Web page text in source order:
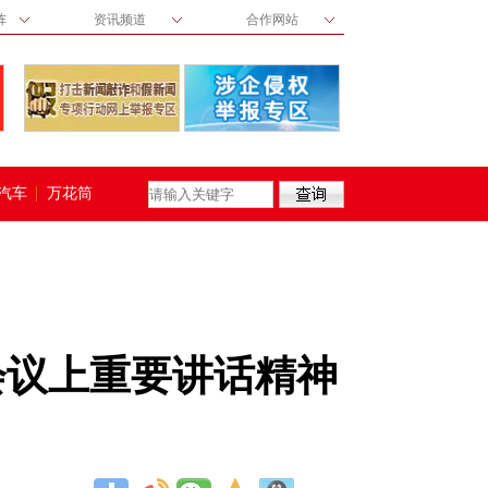
资讯频道 合作网站
车 万花筒
上重要讲话精神